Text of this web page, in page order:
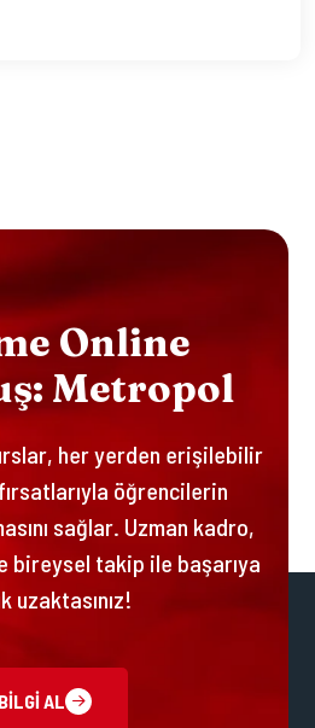
E ONLINE
Ş: METROPOL
her yerden erişilebilir
öğrencilerin
sağlar. Uzman kadro,
takip ile başarıya
uzaktasınız!
BILGI AL